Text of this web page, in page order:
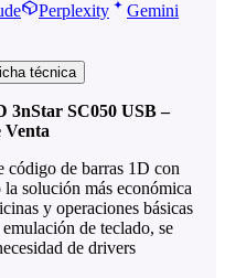
Perplexity
Gemini
técnica
3nStar SC050 USB –
Venta
código de barras 1D con
solución más económica
y operaciones básicas
de teclado, se
de drivers